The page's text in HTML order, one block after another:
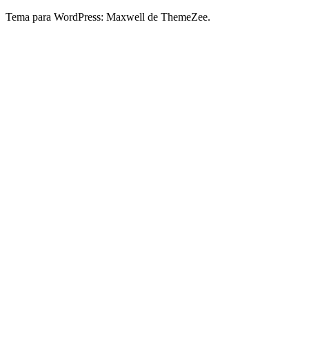
Tema para WordPress: Maxwell de ThemeZee.